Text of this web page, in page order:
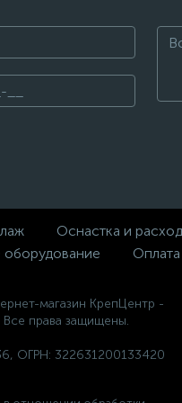
Оснастка и
магазин КрепЦентр -
права защищены.
ОГРН: 322631200133420